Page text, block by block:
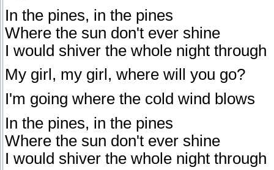
In the pines, in the pines
Where the sun don't ever shine
I would shiver the whole night through
My girl, my girl, where will you go?
I'm going where the cold wind blows
In the pines, in the pines
Where the sun don't ever shine
I would shiver the whole night through